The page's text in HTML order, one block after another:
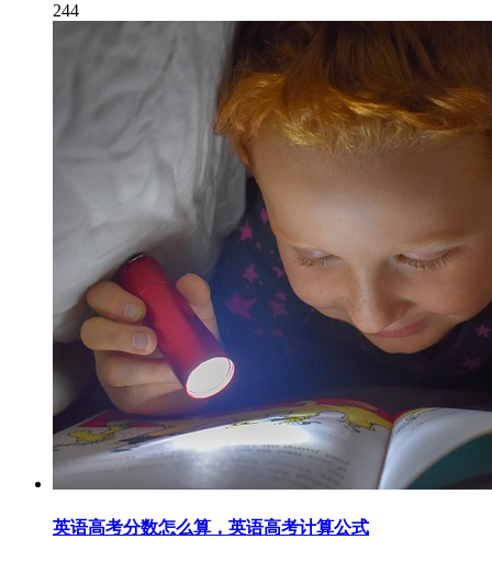
244
英语高考分数怎么算，英语高考计算公式